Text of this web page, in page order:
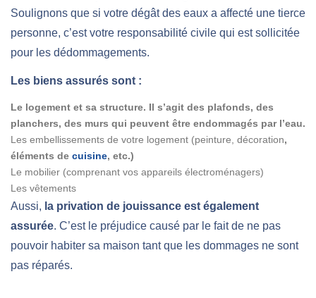
Soulignons que si votre dégât des eaux a affecté une tierce
personne, c’est votre responsabilité civile qui est sollicitée
pour les dédommagements.
Les biens assurés sont :
Le logement et sa structure. Il s’agit des plafonds, des
planchers, des murs qui peuvent être endommagés par l’eau.
Les embellissements de votre logement (peinture, décoration,
éléments de cuisine, etc.)
Le mobilier (comprenant vos appareils électroménagers)
Les vêtements
Aussi, la privation de jouissance est également
assurée. C’est le préjudice causé par le fait de ne pas
pouvoir habiter sa maison tant que les dommages ne sont
pas réparés.